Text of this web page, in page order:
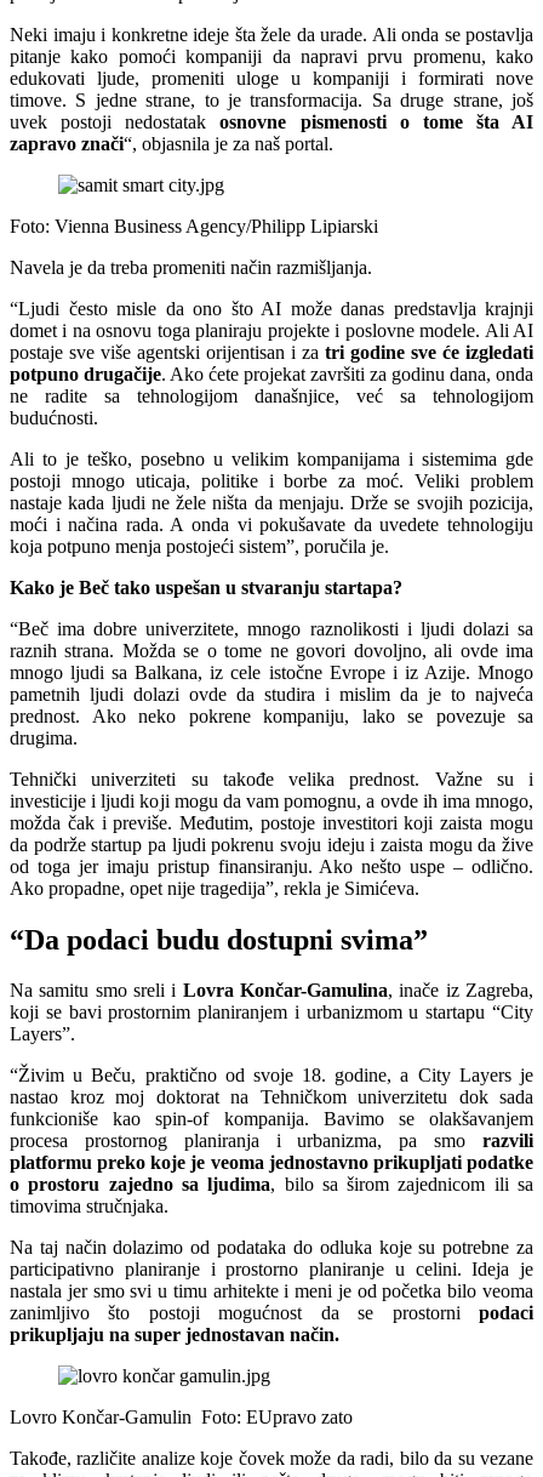
Neki imaju i konkretne ideje šta žele da urade. Ali onda se postavlja
pitanje kako pomoći kompaniji da napravi prvu promenu, kako
edukovati ljude, promeniti uloge u kompaniji i formirati nove
timove. S jedne strane, to je transformacija. Sa druge strane, još
uvek postoji nedostatakosnovne pismenosti o tome šta AI
zapravo znači“, objasnila je za naš portal.
Foto: Vienna Business Agency/Philipp Lipiarski
Navela je da treba promeniti način razmišljanja.
“Ljudi često misle da ono što AI može danas predstavlja krajnji
domet i na osnovu toga planiraju projekte i poslovne modele. Ali AI
postaje sve više agentski orijentisan i za tri godine sve će izgledati
potpuno drugačije. Ako ćete projekat završiti za godinu dana, onda
ne radite sa tehnologijom današnjice, već sa tehnologijom
budućnosti.
Ali to je teško, posebno u velikim kompanijama i sistemima gde
postoji mnogo uticaja, politike i borbe za moć. Veliki problem
nastaje kada ljudi ne žele ništa da menjaju. Drže se svojih pozicija,
moći i načina rada. A onda vi pokušavate da uvedete tehnologiju
koja potpuno menja postojeći sistem”, poručila je.
Kako je Beč tako uspešan u stvaranju startapa?
“Beč ima dobre univerzitete, mnogo raznolikosti i ljudi dolazi sa
raznih strana. Možda se o tome ne govori dovoljno, ali ovde ima
mnogo ljudi sa Balkana, iz cele istočne Evrope i iz Azije. Mnogo
pametnih ljudi dolazi ovde da studira i mislim da je to najveća
prednost. Ako neko pokrene kompaniju, lako se povezuje sa
drugima.
Tehnički univerziteti su takođe velika prednost. Važne su i
investicije i ljudi koji mogu da vam pomognu, a ovde ih ima mnogo,
možda čak i previše. Međutim, postoje investitori koji zaista mogu
da podrže startup pa ljudi pokrenu svoju ideju i zaista mogu da žive
od toga jer imaju pristup finansiranju. Ako nešto uspe – odlično.
Ako propadne, opet nije tragedija”, rekla je Simićeva.
“Da podaci budu dostupni svima”
Na samitu smo sreli i Lovra Končar-Gamulina, inače iz Zagreba,
koji se bavi prostornim planiranjem i urbanizmom u startapu “City
Layers”.
“Živim u Beču, praktično od svoje 18. godine, a City Layers je
nastao kroz moj doktorat na Tehničkom univerzitetu dok sada
funkcioniše kao spin-of kompanija. Bavimo se olakšavanjem
procesa prostornog planiranja i urbanizma, pa smo razvili
platformu preko koje je veoma jednostavno prikupljati podatke
o prostoru zajedno sa ljudima, bilo sa širom zajednicom ili sa
timovima stručnjaka.
Na taj način dolazimo od podataka do odluka koje su potrebne za
participativno planiranje i prostorno planiranje u celini. Ideja je
nastala jer smo svi u timu arhitekte i meni je od početka bilo veoma
zanimljivo što postoji mogućnost da se prostorni podaci
prikupljaju na super jednostavan način.
Lovro Končar-Gamulin Foto: EUpravo zato
Takođe, različite analize koje čovek može da radi, bilo da su vezane